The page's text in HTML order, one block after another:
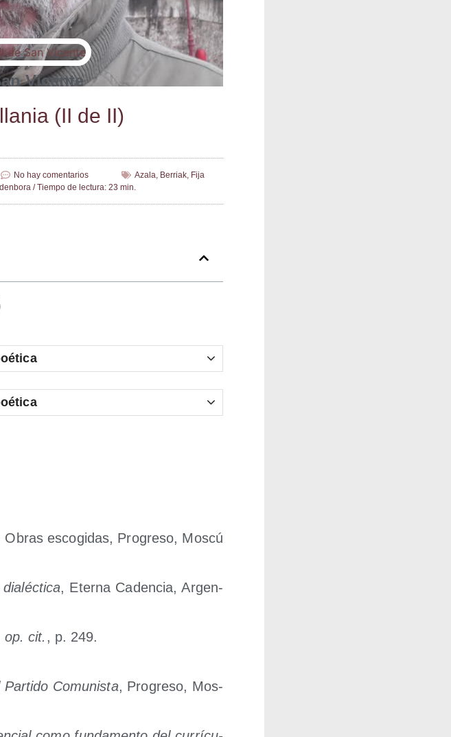
Vicente
(II de II)
No hay comentarios Azala Berriak, Fija
/ Tiempo de lectura: 23 min.
Obras esco­gi­das, Pro­gre­so, Mos­cú
, Eter­na Caden­cia, Argen­
op. cit. , p. 249.
Comu­nis­ta, Pro­gre­so, Mos­